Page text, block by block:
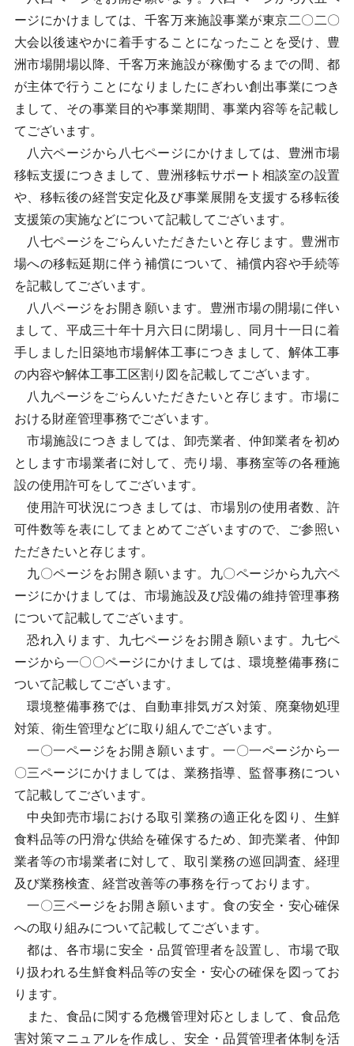
ージにかけましては、千客万来施設事業が東京二〇二〇
大会以後速やかに着手することになったことを受け、豊
洲市場開場以降、千客万来施設が稼働するまでの間、都
が主体で行うことになりましたにぎわい創出事業につき
まして、その事業目的や事業期間、事業内容等を記載し
てございます。
八六ページから八七ページにかけましては、豊洲市場
移転支援につきまして、豊洲移転サポート相談室の設置
や、移転後の経営安定化及び事業展開を支援する移転後
支援策の実施などについて記載してございます。
八七ページをごらんいただきたいと存じます。豊洲市
場への移転延期に伴う補償について、補償内容や手続等
を記載してございます。
八八ページをお開き願います。豊洲市場の開場に伴い
まして、平成三十年十月六日に閉場し、同月十一日に着
手しました旧築地市場解体工事につきまして、解体工事
の内容や解体工事工区割り図を記載してございます。
八九ページをごらんいただきたいと存じます。市場に
おける財産管理事務でございます。
市場施設につきましては、卸売業者、仲卸業者を初め
とします市場業者に対して、売り場、事務室等の各種施
設の使用許可をしてございます。
使用許可状況につきましては、市場別の使用者数、許
可件数等を表にしてまとめてございますので、ご参照い
ただきたいと存じます。
九〇ページをお開き願います。九〇ページから九六ペ
ージにかけましては、市場施設及び設備の維持管理事務
について記載してございます。
恐れ入ります、九七ページをお開き願います。九七ペ
ージから一〇〇ページにかけましては、環境整備事務に
ついて記載してございます。
環境整備事務では、自動車排気ガス対策、廃棄物処理
対策、衛生管理などに取り組んでございます。
一〇一ページをお開き願います。一〇一ページから一
〇三ページにかけましては、業務指導、監督事務につい
て記載してございます。
中央卸売市場における取引業務の適正化を図り、生鮮
食料品等の円滑な供給を確保するため、卸売業者、仲卸
業者等の市場業者に対して、取引業務の巡回調査、経理
及び業務検査、経営改善等の事務を行っております。
一〇三ページをお開き願います。食の安全・安心確保
への取り組みについて記載してございます。
都は、各市場に安全・品質管理者を設置し、市場で取
り扱われる生鮮食料品等の安全・安心の確保を図ってお
ります。
また、食品に関する危機管理対応としまして、食品危
害対策マニュアルを作成し、安全・品質管理者体制を活